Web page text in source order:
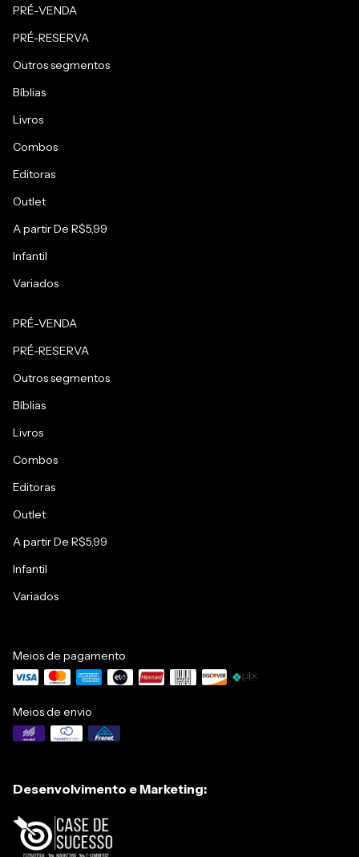
PRÉ-VENDA
PRÉ-RESERVA
Outros segmentos
Bíblias
Livros
Combos
Editoras
Outlet
A partir De R$5,99
Infantil
Variados
PRÉ-VENDA
PRÉ-RESERVA
Outros segmentos
Bíblias
Livros
Combos
Editoras
Outlet
A partir De R$5,99
Infantil
Variados
Meios de pagamento
Meios de envio
Desenvolvimento e Marketing: